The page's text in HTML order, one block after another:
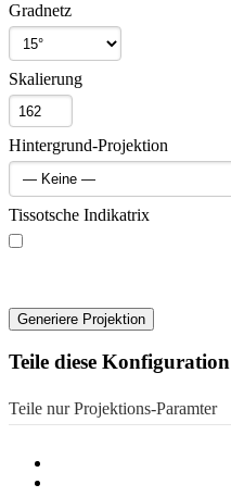
Gradnetz
Skalierung
Hintergrund-Projektion
Tissotsche Indikatrix
Generiere Projektion
Teile diese Konfiguration
Teile nur Projektions-Paramter